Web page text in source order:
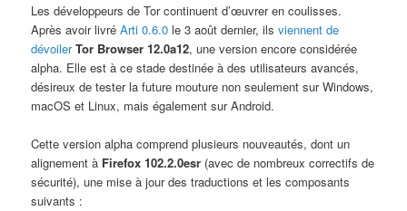
Les développeurs de Tor continuent d’œuvrer en coulisses.
Après avoir livréArti 0.6.0 le 3 août dernier, ilsviennent de
dévoiler Tor Browser 12.0a12, une version encore considérée
alpha. Elle est à ce stade destinée à des utilisateurs avancés,
désireux de tester la future mouture non seulement sur Windows,
macOS et Linux, mais également sur Android.
Cette version alpha comprend plusieurs nouveautés, dont un
alignement à Firefox 102.2.0esr (avec de nombreux correctifs de
sécurité), une mise à jour des traductions et les composants
suivants :